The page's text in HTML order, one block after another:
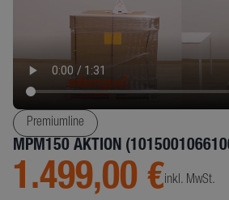
Premiumline
MPM150 AKTION
1.499,00 €inkl. MwSt.